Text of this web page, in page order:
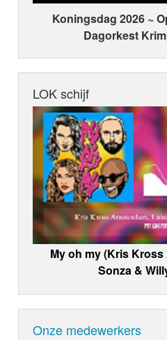
Koningsdag 2026 ~
Dagorkest
LOK schijf
My oh my (Kris
Sonza &
Onze medewerkers